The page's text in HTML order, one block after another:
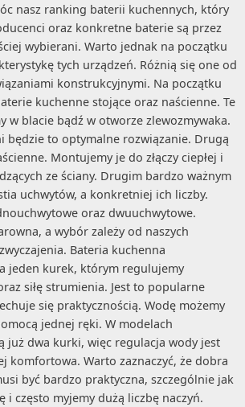
nasz ranking baterii kuchennych, który
oraz konkretne baterie są przez
wybierani. Warto jednak na początku
tych urządzeń. Różnią się one od
konstrukcyjnymi. Na początku
kuchenne stojące oraz naścienne. Te
w blacie bądź w otworze zlewozmywaka.
będzie to optymalne rozwiązanie. Drugą
Montujemy je do złączy ciepłej i
ze ściany. Drugim bardzo ważnym
uchwytów, a konkretniej ich liczby.
oraz dwuuchwytowe.
a wybór zależy od naszych
Bateria kuchenna
jeden kurek, którym regulujemy
siłę strumienia. Jest to popularne
się praktycznością. Wodę możemy
jednej ręki. W modelach
już dwa kurki, więc regulacja wody jest
komfortowa. Warto zaznaczyć, że dobra
być bardzo praktyczna, szczególnie jak
i często myjemy dużą liczbę naczyń.